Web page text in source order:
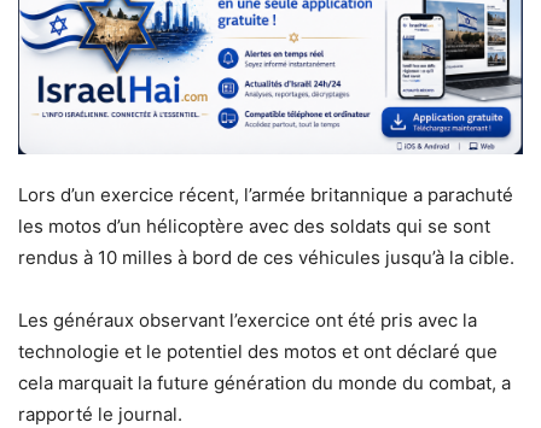
Lors d’un exercice récent, l’armée britannique a parachuté
les motos d’un hélicoptère avec des soldats qui se sont
rendus à 10 milles à bord de ces véhicules jusqu’à la cible.
Les généraux observant l’exercice ont été pris avec la
technologie et le potentiel des motos et ont déclaré que
cela marquait la future génération du monde du combat, a
rapporté le journal.